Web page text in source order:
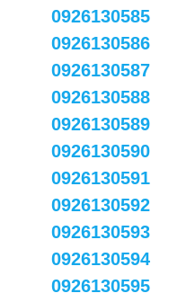
0926130585
0926130586
0926130587
0926130588
0926130589
0926130590
0926130591
0926130592
0926130593
0926130594
0926130595